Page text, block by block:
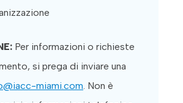
Per informazioni o richieste
si prega di inviare una
miami.com. Non è